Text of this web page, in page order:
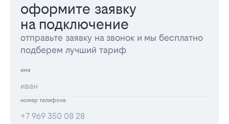
оформите заявку
на подключение
отправьте заявку на звонок и мы бесплатно
подберем лучший тариф
имя
номер телефона